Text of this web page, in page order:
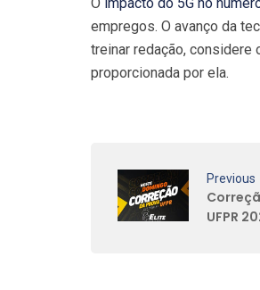
empregos. O avanço da
treinar redação, considere
proporcionada por ela.
Previous
UFPR